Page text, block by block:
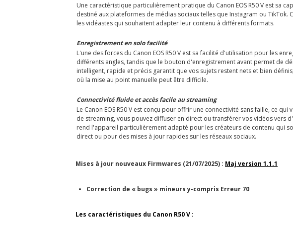
Une caractéristique particulièrement pratique du Canon EOS R50 V est sa
destiné aux plateformes de médias sociaux telles que Instagram ou
les vidéastes qui souhaitent adapter leur contenu à différents formats.
Enregistrement en solo facilité
L'une des forces du Canon EOS R50 V est sa facilité d'utilisation pour les
différents angles, tandis que le bouton d'enregistrement avant permet de
intelligent, rapide et précis garantit que vos sujets restent nets et bien
où la mise au point manuelle peut être difficile.
Connectivité fluide et accès facile au streaming
Le Canon EOS R50 V est conçu pour offrir une connectivité sans faille, ce
de streaming, vous pouvez diffuser en direct ou transférer vos vidéos vers
rend l'appareil particulièrement adapté pour les créateurs de contenu qui
direct ou pour des mises à jour rapides sur les réseaux sociaux.
Mises à jour nouveaux Firmwares (21/07/2025) : Maj version 1.1.1
Correction de « bugs » mineurs y-compris Erreur 70
Les caractéristiques du Canon R50 V :